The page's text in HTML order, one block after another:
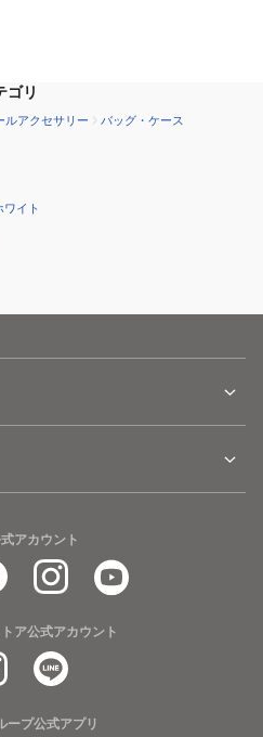
ゴリ
ルアクセサリー バッグ・ケース
イト
アカウント
ア公式アカウント
ープ公式アプリ